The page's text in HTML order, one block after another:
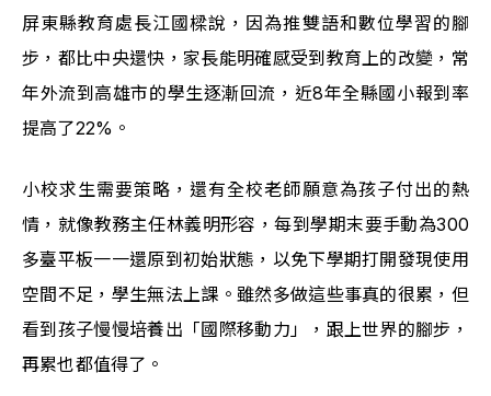
屏東縣教育處長江國樑說，因為推雙語和數位學習的腳
步，都比中央還快，家長能明確感受到教育上的改變，常
年外流到高雄市的學生逐漸回流，近8年全縣國小報到率
提高了22%。
小校求生需要策略，還有全校老師願意為孩子付出的熱
情，就像教務主任林義明形容，每到學期末要手動為300
多臺平板一一還原到初始狀態，以免下學期打開發現使用
空間不足，學生無法上課。雖然多做這些事真的很累，但
看到孩子慢慢培養出「國際移動力」，跟上世界的腳步，
再累也都值得了。